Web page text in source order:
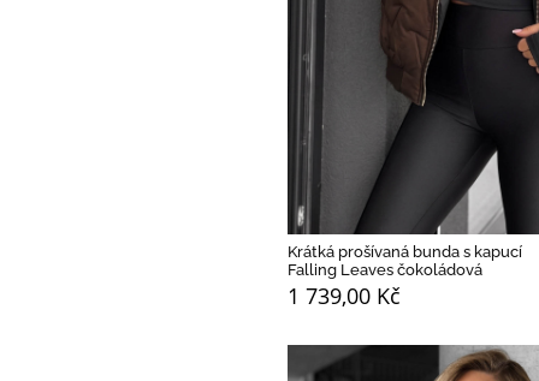
Krátká prošívaná bunda s kapucí
Falling Leaves čokoládová
1 739,00 Kč